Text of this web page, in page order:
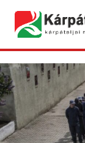
content